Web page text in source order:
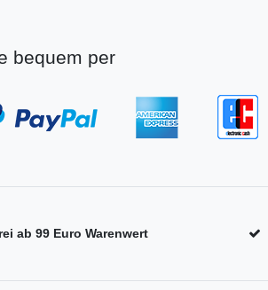
bequem per
ab 99 Euro Warenwert